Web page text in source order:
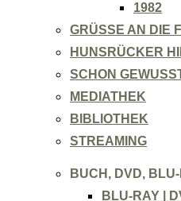
1982
GRÜSSE AN DIE
HUNSRÜCKER
SCHON
MEDIATHEK
BIBLIOTHEK
STREAMING
BUCH, DVD,
BLU-RAY |